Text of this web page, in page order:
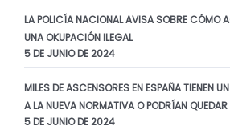
LA POLICÍA NACIONAL AVISA SOBRE CÓMO
UNA OKUPACIÓN ILEGAL
5 DE JUNIO DE 2024
MILES DE ASCENSORES EN ESPAÑA TIENEN
A LA NUEVA NORMATIVA O PODRÍAN
5 DE JUNIO DE 2024